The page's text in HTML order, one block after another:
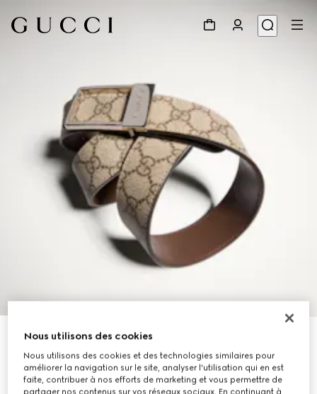
Ceinture réversible avec boucle rectangulaire
CHF 440
DéclinaisonsGG Supreme beige et cuir marron
Nous utilisons des cookies
Nous utilisons des cookies et des technologies similaires pour
améliorer la navigation sur le site, analyser l'utilisation qui en est
faite, contribuer à nos efforts de marketing et vous permettre de
partager nos contenus sur vos réseaux sociaux. En continuant à